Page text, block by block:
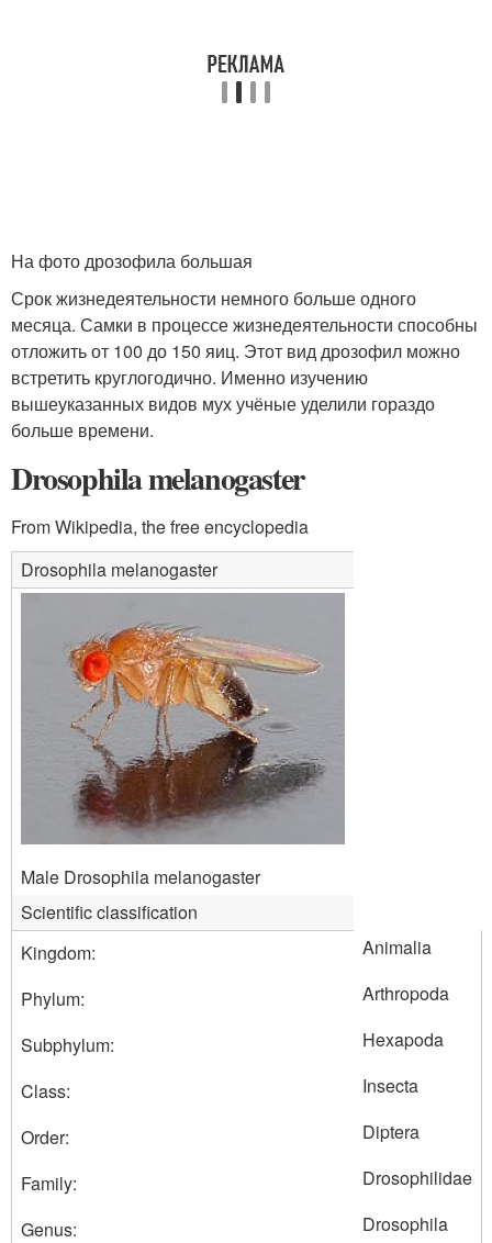
На фото дрозофила большая
Срок жизнедеятельности немного больше одного
месяца. Самки в процессе жизнедеятельности способны
отложить от 100 до 150 яиц. Этот вид дрозофил можно
встретить круглогодично. Именно изучению
вышеуказанных видов мух учёные уделили гораздо
больше времени.
Drosophila melanogaster
From Wikipedia, the free encyclopedia
Drosophila melanogaster
Male Drosophila melanogaster
Scientific classification
Kingdom:
Animalia
Phylum: Arthropoda
Subphylum: Hexapoda
Class: Insecta
Order: Diptera
Family: Drosophilidae
Genus:
Drosophila